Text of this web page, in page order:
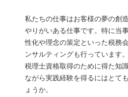
私たちの仕事はお客様の夢の創
やりがいある仕事です。特に当
性化や理念の策定といった税務
ンサルティングも行っています。
税理士資格取得のために得た知
ながら実践経験を得るにはとて
ょうか。